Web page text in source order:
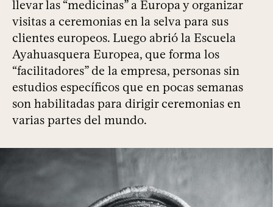
llevar las “medicinas” a Europa y organizar
visitas a ceremonias en la selva para sus
clientes europeos. Luego abrió la Escuela
Ayahuasquera Europea, que forma los
“facilitadores” de la empresa, personas sin
estudios específicos que en pocas semanas
son habilitadas para dirigir ceremonias en
varias partes del mundo.